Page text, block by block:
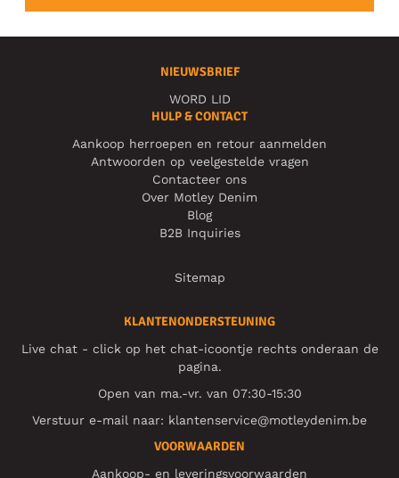
NIEUWSBRIEF
WORD LID
HULP & CONTACT
Aankoop herroepen en retour aanmelden
Antwoorden op veelgestelde vragen
Contacteer ons
Over Motley Denim
Blog
B2B Inquiries
Sitemap
KLANTENONDERSTEUNING
Live chat - click op het chat-icoontje rechts onderaan de
pagina.
Open van ma.-vr. van 07:30-15:30
Verstuur e-mail naar: klantenservice@motleydenim.be
VOORWAARDEN
Aankoop- en leveringsvoorwaarden